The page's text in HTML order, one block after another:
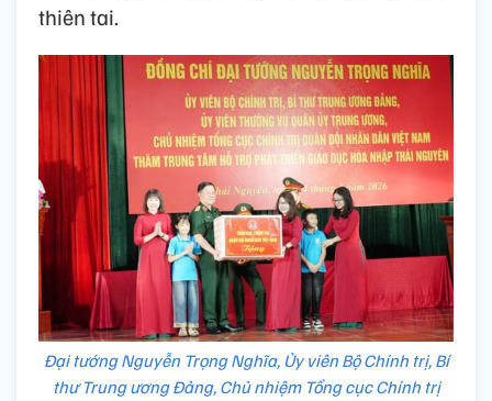
thiên tai.
Đại tướng Nguyễn Trọng Nghĩa, Ủy viên Bộ Chính trị, Bí
thư Trung ương Đảng, Chủ nhiệm Tổng cục Chính trị